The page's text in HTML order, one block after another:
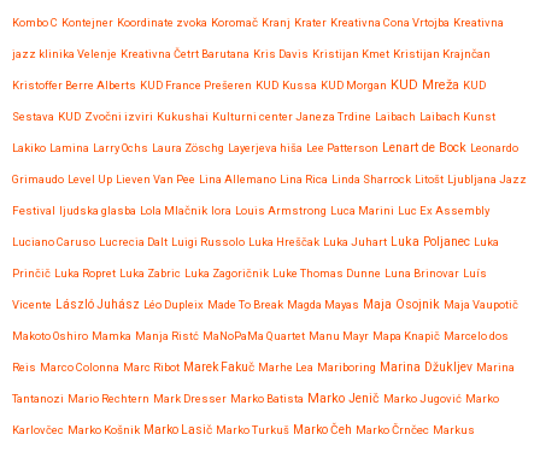
Kombo C Kontejner Koordinate zvoka Koromač Kranj Krater Kreativna Cona Vrtojba Kreativna
jazz klinika Velenje Kreativna Četrt Barutana Kris Davis Kristijan Kmet Kristijan Krajnčan
Kristoffer Berre Alberts KUD France Prešeren KUD Kussa KUD Morgan KUD Mreža KUD
Sestava KUD Zvočni izviri Kukushai Kulturni center Janeza Trdine Laibach Laibach Kunst
Lakiko Lamina Larry Ochs Laura Zöschg Layerjeva hiša Lee Patterson Lenart de Bock Leonardo
Grimaudo Level Up Lieven Van Pee Lina Allemano Lina Rica Linda Sharrock Litošt Ljubljana Jazz
Festival ljudska glasba Lola Mlačnik lora Louis Armstrong Luca Marini Luc Ex Assembly
Luciano Caruso Lucrecia Dalt Luigi Russolo Luka Hreščak Luka Juhart Luka Poljanec Luka
Prinčič Luka Ropret Luka Zabric Luka Zagoričnik Luke Thomas Dunne Luna Brinovar Luís
Vicente László Juhász Léo Dupleix Made To Break Magda Mayas Maja Osojnik Maja Vaupotič
Makoto Oshiro Mamka Manja Ristć MaNoPaMa Quartet Manu Mayr Mapa Knapič Marcelo dos
Reis Marco Colonna Marc Ribot Marek Fakuč Marhe Lea Mariboring Marina Džukljev Marina
Tantanozi Mario Rechtern Mark Dresser Marko Batista Marko Jenič Marko Jugović Marko
Karlovčec Marko Košnik Marko Lasič Marko Turkuš Marko Čeh Marko Črnčec Markus